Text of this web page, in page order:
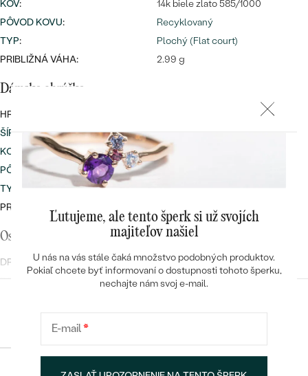
KOV:
14k biele zlato 585/1000
PÔVOD KOVU:
Recyklovaný
TYP:
Plochý (Flat court)
PRIBLIŽNÁ VÁHA:
2.99 g
Dámska obrúčka
HRÚBKA:
ŠÍRKA
:
KOV
14k biele zlato 585/1000
PÔVOD KOVU
Recyklovaný
TYP
PRIBLIŽNÁ VÁHA:
2.61 g
Osadený drahokam
DRUH:
Diamant
POČET:
8
G-H
Konfigurácia
Ľutujeme, ale tento šperk si už svojích
majiteľov našiel
U nás na vás stále čaká množstvo podobných produktov.
Pokiaľ chcete byť informovaní o dostupnosti tohoto šperku,
nechajte nám svoj e-mail.
E-mail*